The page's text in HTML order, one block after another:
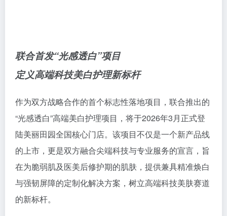
联合首发“光感透白”项目
定义高端科技美白护理新标杆
作为双方战略合作的首个标志性落地项目，联合推出的
“光感透白”高端美白护理项目，将于2026年3月正式登
陆美丽田园全国核心门店。该项目不仅是一个新产品线
的上市，更是双方融合尖端科技与专业服务的宣言，旨
在为脆弱肌及医美后修护期的肌肤，提供兼具精准焕白
与强韧屏障的定制化解决方案，树立高端科技美肤赛道
的新标杆。